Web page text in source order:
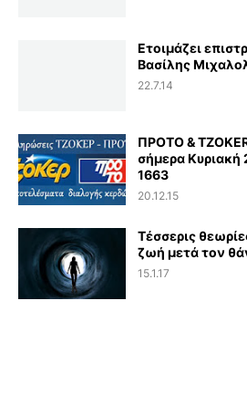
Ετοιμάζει
Βασίλης
22.7.14
ΠΡΟΤΟ &
σήμερα Κυριακή
1663
20.12.15
Τέσσερις
ζωή μετά τον
15.1.17